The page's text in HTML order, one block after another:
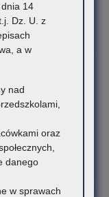
kandydatów na
Jutra
Badawczy
14
Dz. U. z
a w
nad
oraz
danego
w sprawach